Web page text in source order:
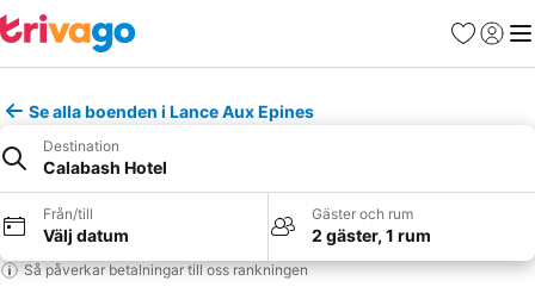
Favoriter
Logga
Se alla boenden i Lance Aux Epines
Destination
Calabash Hotel
Från/till
Välj datum
Gäster och rum
2 gäster, 1 rum
Så påverkar betalningar till oss rankningen